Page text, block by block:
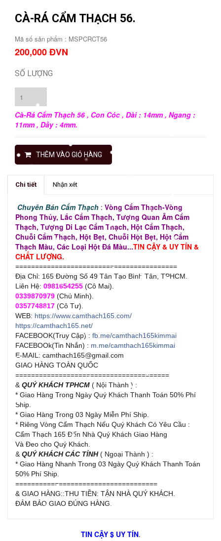
CÀ-RÁ CẨM THẠCH 56.
Mã số sản phẩm : MSPCRCT56
200,000 ĐVN
SỐ LƯỢNG
Cà-Rá Cẩm Thạch 56 , Con Cóc , Dài : 14mm , Ngang :
11mm , Dầy : 4mm.
THÊM VÀO GIỎ HÀNG
Chi tiết Nhận xét
Chuyên Bán Cẩm Thạch : Vòng Cẩm Thạch-Vòng
Phong Thủy, Lắc Cẩm Thạch, Tượng Quan Âm Cẩm
Thạch, Tượng Di Lạc Cẩm Thạch, Hột Cẩm Thạch,
Chuỗi Cẩm Thạch, Hột Bẹt, Chuỗi Hột Bẹt, Hột Cẩm
Thạch Màu, Các Loại Hột Đá Màu...TIN CẬY & UY TÍN &
CHẤT LƯỢNG.
=========================================
Địa Chỉ: 165 Đường Số 49 Tân Tạo Bình Tân, TPHCM.
Liên Hệ: 0981654255 (Cô Mai).
0339870979 (Chú Minh).
0357748817 (Cô Tư).
WEB: https://www.camthach165.com/
https://camthach165.net/
FACEBOOK(Truy Cập) : fb.me/camthach165kimmai
FACEBOOk(Tin Nhắn) : m.me/camthach165kimmai
E-MAIL: camthach165@gmail.com
GIAO HÀNG TOÀN QUỐC
=======================================
& QUÝ KHÁCH TPHCM ( Nội Thành ) :
* Giao Hàng Trong Ngày Quý Khách Thanh Toán 50% Phí
Ship.
* Giao Hàng Trong 03 Ngày Miễn Phí Ship.
* Riêng Vòng Cẩm Thạch Nếu Quý Khách Có Yêu Cầu :
Cẩm Thạch 165 Đến Nhà Quý Khách Giao Hàng
Và Đeo cho Quý Khách.
& QUÝ KHÁCH CÁC TỈNH( Ngoại Thành ) :
* Giao Hàng Nhanh Trong 03 Ngày Quý Khách Thanh Toán
50% Phí Ship.
====================================
& GIAO HÀNG::THU TIỀN: TẬN NHÀ QUÝ KHÁCH.
ĐẢM BẢO GIAO ĐÚNG HÀNG.
TIN CẬY $ UY TÍN.